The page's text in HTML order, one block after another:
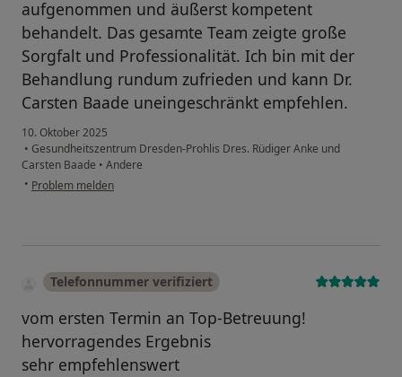
aufgenommen und äußerst kompetent
behandelt. Das gesamte Team zeigte große
Sorgfalt und Professionalität. Ich bin mit der
Behandlung rundum zufrieden und kann Dr.
Carsten Baade uneingeschränkt empfehlen.
10. Oktober 2025
• Gesundheitszentrum Dresden-Prohlis Dres. Rüdiger Anke und
Carsten Baade • Andere
• Problem melden
Telefonnummer verifiziert
vom ersten Termin an Top-Betreuung!
hervorragendes Ergebnis
sehr empfehlenswert